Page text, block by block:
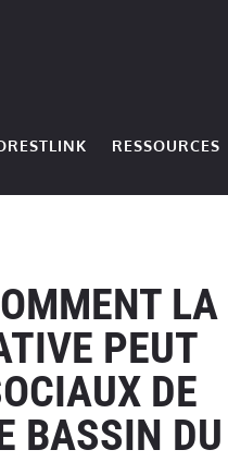
RESSOURCES
LA
PEUT
DE
BASSIN